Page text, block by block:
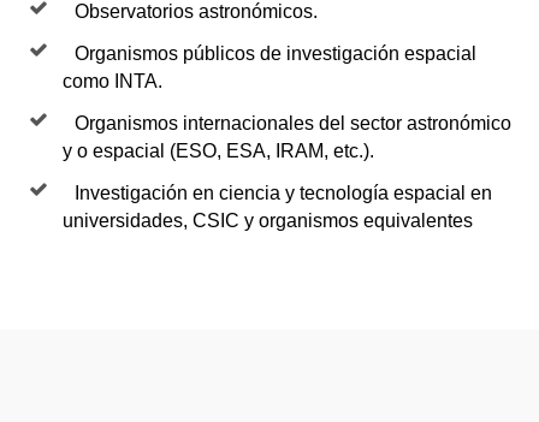
Observatorios astronómicos.
Organismos públicos de investigación espacial
como INTA.
Organismos internacionales del sector astronómico
y o espacial (ESO, ESA, IRAM, etc.).
Investigación en ciencia y tecnología espacial en
universidades, CSIC y organismos equivalentes